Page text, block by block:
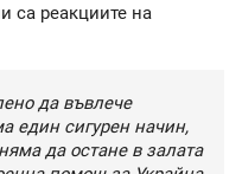
са реакциите на
да въвлече
един сигурен начин,
да остане в залата